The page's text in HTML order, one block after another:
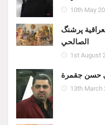
10th May
پرشنگ
الصالحي
1st August
حسن جقمرة
13th March